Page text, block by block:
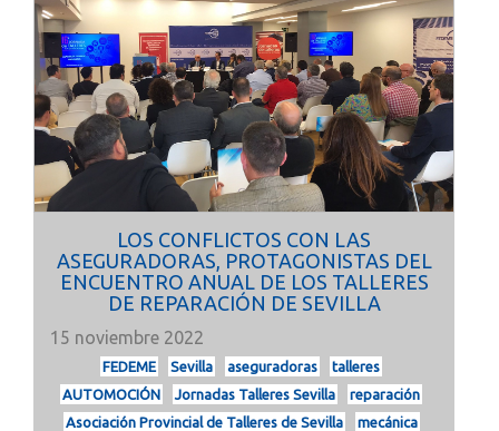
LOS CONFLICTOS CON LAS
ASEGURADORAS, PROTAGONISTAS DEL
ENCUENTRO ANUAL DE LOS TALLERES
DE REPARACIÓN DE SEVILLA
15 noviembre 2022
FEDEME Sevilla aseguradoras
talleres
AUTOMOCIÓN
Jornadas Talleres Sevilla
reparación
Asociación Provincial de Talleres de Sevilla
mecánica